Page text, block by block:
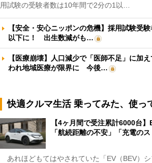
用試験の受験者数は10年間で2分の1以…
【安全・安心ニッポンの危機】採用試験受
以下に！ 出生数減がも…
【医療崩壊】人口減少で「医師不足」に加
われ地域医療が限界に 今後…
快適クルマ生活 乗ってみた、使っ
【4ヶ月間で受注累計6000台
「航続距離の不安」「充電の
あれほどもてはやされていた「EV（BEV）